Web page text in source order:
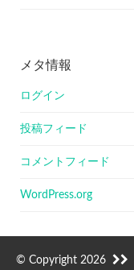
メタ情報
ログイン
投稿フィード
コメントフィード
WordPress.org
© Copyright 2026